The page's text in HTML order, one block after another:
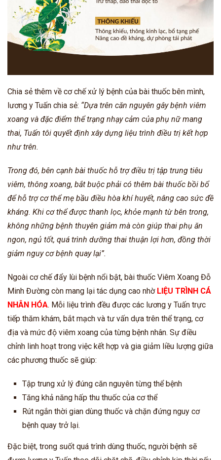
Chia sẻ thêm về cơ chế xử lý bệnh của bài thuốc bên mình,
lương y Tuấn chia sẻ: “Dựa trên căn nguyên gây bệnh viêm
xoang và đặc điểm thể trạng nhạy cảm của phụ nữ mang
thai, Tuấn tôi quyết định xây dựng liệu trình điều trị kết hợp
như trên.
Trong đó, bên cạnh bài thuốc hỗ trợ điều trị tập trung tiêu
viêm, thông xoang, bắt buộc phải có thêm bài thuốc bồi bổ
để hỗ trợ cơ thể mẹ bầu điều hòa khí huyết, nâng cao sức đề
kháng. Khi cơ thể được thanh lọc, khỏe mạnh từ bên trong,
không những bệnh thuyên giảm mà còn giúp thai phụ ăn
ngon, ngủ tốt, quá trình dưỡng thai thuận lợi hơn, đồng thời
giảm nguy cơ bệnh quay lại”.
Ngoài cơ chế đẩy lùi bệnh nổi bật, bài thuốc Viêm Xoang Đỗ
Minh Đường còn mang lại tác dụng cao nhờ LIỆU TRÌNH CÁ
NHÂN HÓA. Mỗi liệu trình đều được các lương y Tuấn trực
tiếp thăm khám, bắt mạch và tư vấn dựa trên thể trạng, cơ
địa và mức độ viêm xoang của từng bệnh nhân. Sự điều
chỉnh linh hoạt trong việc kết hợp và gia giảm liều lượng giữa
các phương thuốc sẽ giúp:
Tập trung xử lý đúng căn nguyên từng thể bệnh
Tăng khả năng hấp thu thuốc của cơ thể
Rút ngắn thời gian dùng thuốc và chặn đứng nguy cơ
bệnh quay trở lại.
Đặc biệt, trong suốt quá trình dùng thuốc, người bệnh sẽ